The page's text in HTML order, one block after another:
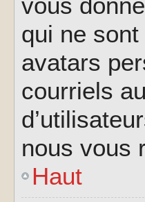
qui ne
avatars
courriels
nous vous
Haut